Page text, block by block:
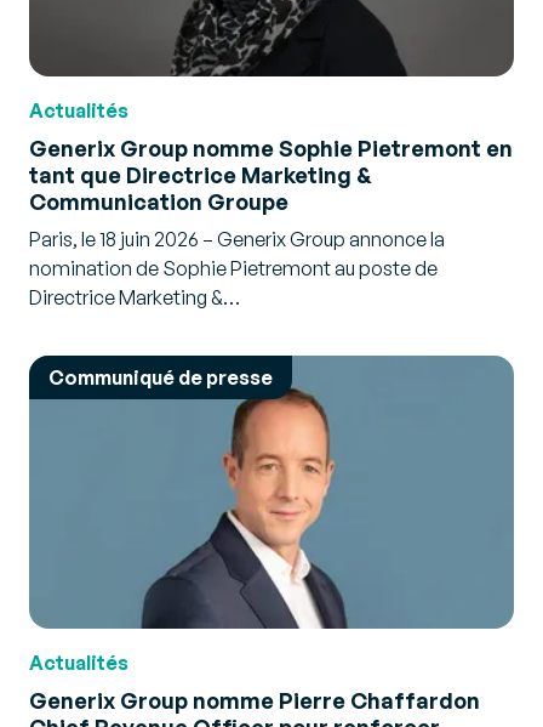
Actualités
Generix Group nomme Sophie Pietremont en
tant que Directrice Marketing &
Communication Groupe
Paris, le 18 juin 2026 – Generix Group annonce la
nomination de Sophie Pietremont au poste de
Directrice Marketing &…
Communiqué de presse
Actualités
Generix Group nomme Pierre Chaffardon